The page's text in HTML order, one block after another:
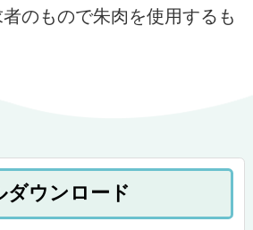
のもので朱肉を使用するも
ダウンロード